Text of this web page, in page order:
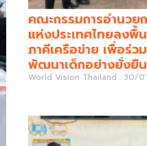
คณะกรรมการอำนว
แห่งประเทศไทยลงพื้
ภาคีเครือข่าย เพื่อร่ว
พัฒนาเด็กอย่างยั่งยืน
World Vision Thailand 30/